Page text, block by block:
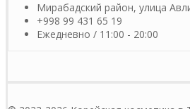
Мирабадский район, улица
+998 99 431 65 19
Ежедневно / 11:00 - 20:00